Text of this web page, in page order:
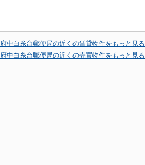
府中白糸台郵便局の近くの賃貸物件をもっと見る
府中白糸台郵便局の近くの売買物件をもっと見る